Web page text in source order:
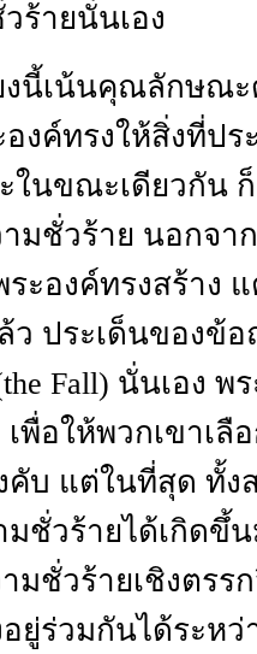
ร้ายนั่นเอง
งนี้เน้นคุณลักษณะ
งค์ทรงให้สิ่งที่ป
ในขณะเดียวกัน
ามชั่วร้าย นอกจ
ะองค์ทรงสร้าง
ประเด็นของข้อ
the Fall) นั่นเอง พ
เพื่อให้พวกเขาเ
คับ แต่ในที่สุด ทั้ง
มชั่วร้ายได้เกิดขึ้
มชั่วร้ายเชิงตรร
อยู่ร่วมกันได้ระห